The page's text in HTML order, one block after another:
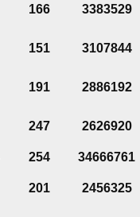
166 3383529
151 3107844
191 2886192
247 2626920
254
34666761
201 2456325